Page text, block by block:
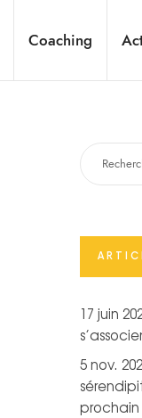
Coaching
17 juin
5 nov.